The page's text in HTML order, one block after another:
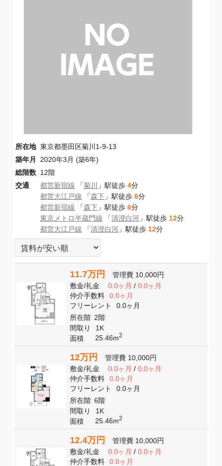
所在地 東京都墨田区菊川1-9-13
築年月
2020年3月 (築6年)
総階数 12階
交通
都営新宿線 「菊川 」駅徒歩 4分
都営大江戸線 「森下 」駅徒歩 6分
都営新宿線 「森下 」駅徒歩 6分
東京メトロ半蔵門線 「清澄白河 」駅徒歩 12分
都営大江戸線 「清澄白河 」駅徒歩 12分
11.7万円 管理費 10,000円
敷金/礼金 0.0ヶ月/ 0.0ヶ月
仲介手数料
0.0ヶ月
フリーレント
0.0ヶ月
所在階 2階
間取り
1K
面積
25.46m2
12万円 管理費 10,000円
敷金/礼金 0.0ヶ月/ 0.0ヶ月
仲介手数料
0.0ヶ月
フリーレント
0.0ヶ月
所在階 6階
間取り
1K
面積
25.46m2
12.4万円 管理費 10,000円
敷金/礼金 0.0ヶ月/ 0.0ヶ月
仲介手数料
0.0ヶ月